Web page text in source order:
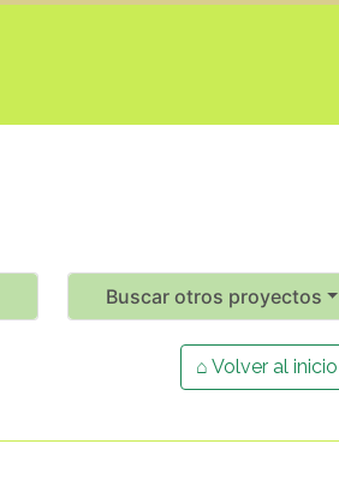
Buscar otros proyectos
⌂ Volver al inicio